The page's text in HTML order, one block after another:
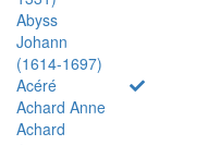
Abyss
Johann
(1614-1697)
Acéré
Achard Anne
Achard